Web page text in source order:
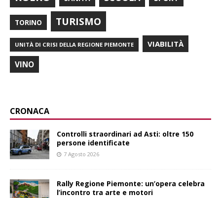
TORINO TURISMO
UNITÀ DI CRISI DELLA REGIONE PIEMONTE VIABILITÀ
VINO
CRONACA
Controlli straordinari ad Asti: oltre 150
persone identificate
7 Agosto 2026
Rally Regione Piemonte: un’opera celebra
l’incontro tra arte e motori